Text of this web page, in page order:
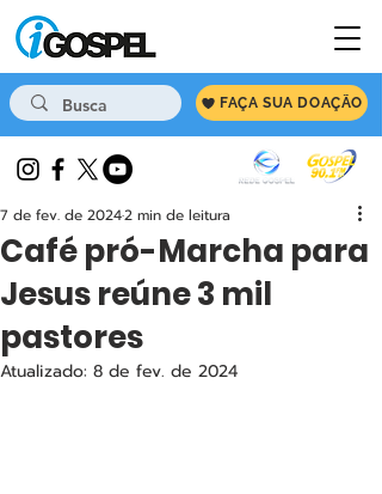
FAÇA SUA DOAÇÃO
Café pró-Marcha para
Jesus reúne 3 mil
pastores
7 de fev. de 20242 min de leitura
Atualizado: 8 de fev. de 2024